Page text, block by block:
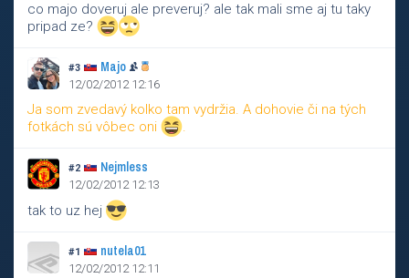
co majo doveruj ale preveruj? ale tak mali sme aj tu taky
pripad ze?
#3 Majo
12/02/2012 12:16
Ja som zvedavý kolko tam vydržia. A dohovie či na tých
fotkách sú vôbec oni
.
#2 Nejmless
12/02/2012 12:13
tak to uz hej
#1 nutela01
12/02/2012 12:11